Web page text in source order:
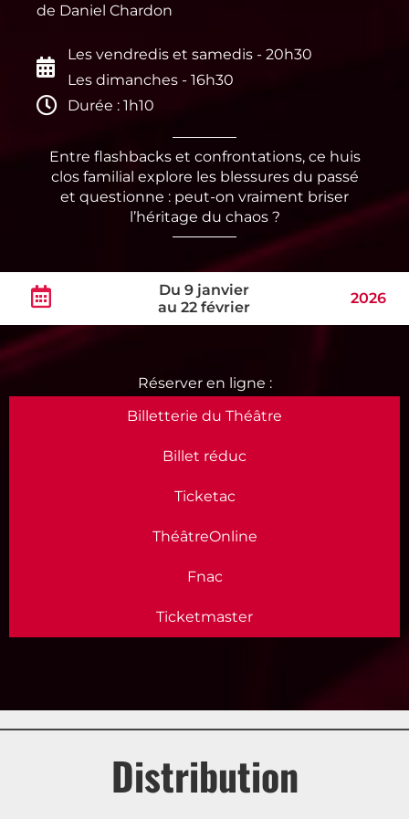
de Daniel Chardon
Les vendredis et samedis - 20h30
Les dimanches - 16h30
Durée : 1h10
Entre flashbacks et confrontations, ce huis
clos familial explore les blessures du passé
et questionne : peut-on vraiment briser
l’héritage du chaos ?
Du 9 janvier
au 22 février
2026
Billetterie du Théâtre
Billet réduc
Ticketac
ThéâtreOnline
Fnac
Ticketmaster
Distribution